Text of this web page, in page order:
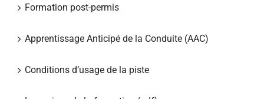
Formation post-permis
Apprentissage Anticipé de la Conduite (AAC)
Conditions d’usage de la piste